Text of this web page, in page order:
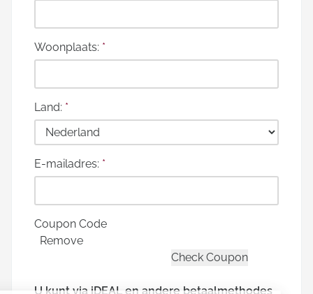
Woonplaats: *
Land: *
E-mailadres: *
Coupon Code
Remove
U kunt via iDEAL en andere betaalmethodes